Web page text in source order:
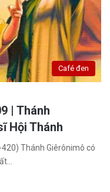
Café đen
| Thánh
Hội Thánh
Thánh Giêrônimô có